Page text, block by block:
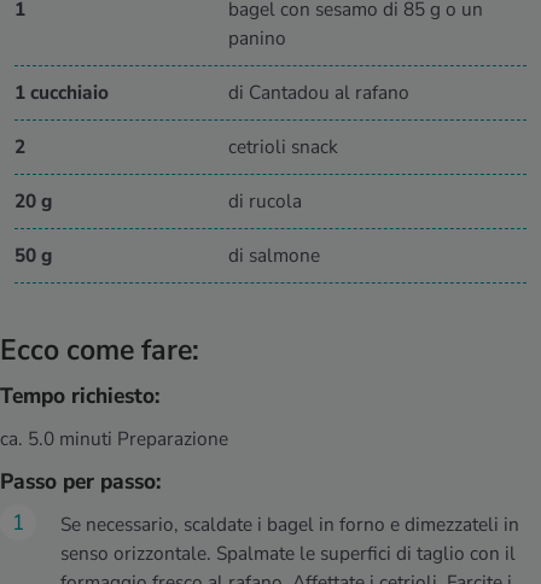
1
bagel con sesamo di 85 g o un
panino
1 cucchiaio di Cantadou al rafano
2 cetrioli snack
20 g di rucola
50 g di salmone
Ecco come fare:
Tempo richiesto:
ca. 5.0 minuti Preparazione
Passo per passo:
Se necessario, scaldate i bagel in forno e dimezzateli in
senso orizzontale. Spalmate le superfici di taglio con il